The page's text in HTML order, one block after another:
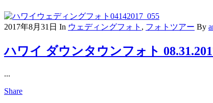
2017年8月31日 In ウェディングフォト , フォトツアー By
ハワイ ダウンタウンフォト
...
Share